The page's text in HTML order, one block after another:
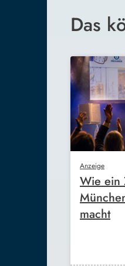
Das
Anzeige
Wie ein
macht